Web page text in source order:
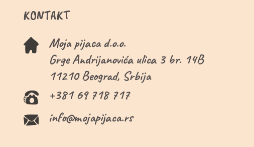
KONTAKT
Moja pijaca d.o.o.
Grge Andrijanovića ulica 3 br. 14B
11210 Beograd, Srbija
+381 69 718 717
info@mojapijaca.rs